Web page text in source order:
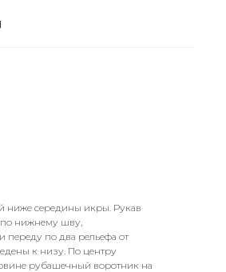
ниже середины икры. Рукав
по нижнему шву,
переду по два рельефа от
к низу. По центру
рубашечный воротник на